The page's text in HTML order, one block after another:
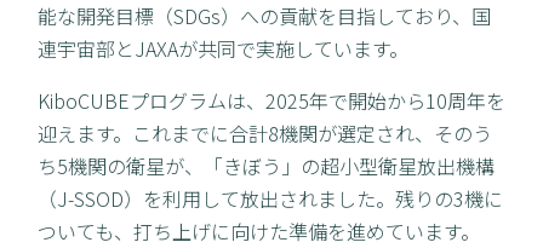
能な開発目標（SDGs）への貢献を目指しており、国
連宇宙部とJAXAが共同で実施しています。
KiboCUBEプログラムは、2025年で開始から10周年を
迎えます。これまでに合計8機関が選定され、そのう
ち5機関の衛星が、「きぼう」の超小型衛星放出機構
（J-SSOD）を利用して放出されました。残りの3機に
ついても、打ち上げに向けた準備を進めています。